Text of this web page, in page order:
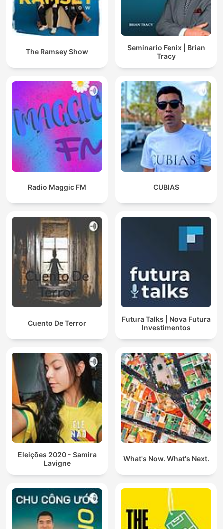
The Ramsey Show
Seminario Fenix | Brian
Tracy
Radio Maggic FM CUBIAS
Cuento De Terror
Futura Talks | Nova Futura
Investimentos
Eleições 2020 - Samira
Lavigne
What's Now. What's Next.